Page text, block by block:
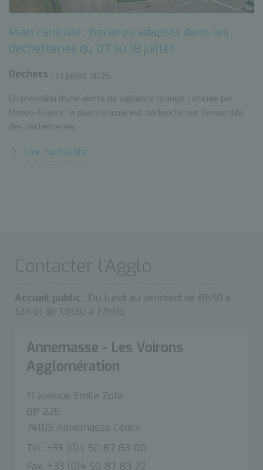
Plan canicule : horaires adaptés dans les
déchetteries du 07 au 18 juillet
Déchets
13 juillet 2026
En prévision d'une alerte de vigilance orange canicule par
Météo-France, le plan canicule est déclenché sur l'ensemble
des déchetteries.
Lire l’actualité
Contacter l’Agglo
Accueil public : Du lundi au vendredi de 8h30 à
12h et de 13h30 à 17h00
Annemasse - Les Voirons
Agglomération
11 avenue Emile Zola
BP 225
74105 Annemasse Cedex
Tél. +33 (0)4 50 87 83 00
Fax. +33 (0)4 50 87 83 22